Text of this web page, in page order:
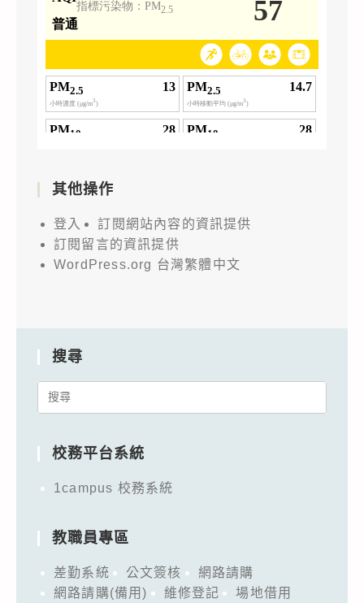
其他操作
登入
訂閱網站內容的資訊提供
訂閱留言的資訊提供
WordPress.org 台灣繁體中文
搜尋
Search
校務平台系統
1campus 校務系統
教職員專區
差勤系統 公文簽核
網路請購
網路請購(備用)
維修登記
場地借用